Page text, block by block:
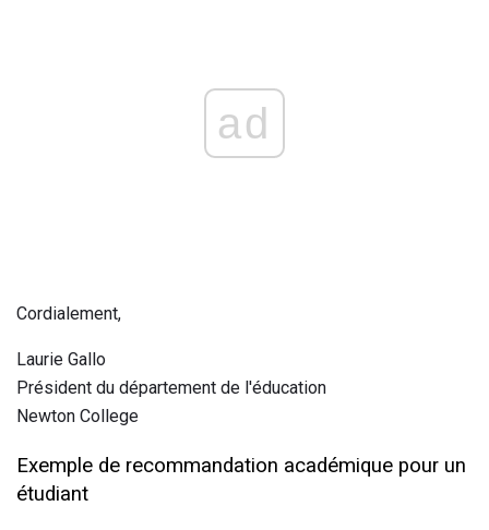
ad
Cordialement,
Laurie Gallo
Président du département de l'éducation
Newton College
Exemple de recommandation académique pour un
étudiant